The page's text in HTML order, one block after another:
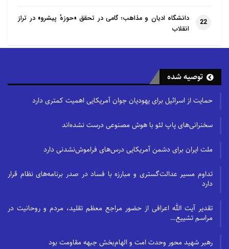
مورد نقد و بررسی قرار گیرد. تاکنون ندیده‌ام که از منظره
دانش ادیان و فلسفه دین به ایشان پاسخی داده شده
باشد، لذا اشکالاتی که به هاوکینگ مطرح می‌شود حاصل
تحقیقات و دیدگاه خودم می‌باشد.
تلقی اشتباه هاوکینگ از خدا
چیست و چرا به این نظریه رسیده است. اما نکته‌ای که از
آن غفلت شده، این است که اساساً تلقی هاوکینگ از خدا
خدا داریم که تحت عنوان «مدل‌های مفهومی خداوند»
خداوند را به‌عنوان حضرت محبوب، جان جانان و حضرت
عشق در نظر گرفته‌اند. فیلسوفان مسلمان، او را به‌عنوان
عله‌العلل، مبدءالمبادی، واجب‌الوجود بالذات و
22
دانشگاه ادیان و مذاهب؛ گامی در تحقق «حوزهٔ پیشرو» در تراز
انقلاب
توصیه شده
حمایت از اسرائیل برای یهودیان جوان آمریکایی اهمیت کمتری دارد
سخنرانی‌های پاپ لئو با هوش مصنوعی درست نشده‌اند
ملت ایران برای دشمن آمریکایی درس‌های فراموش‌نشدنی دارد
تداوم مسیر عدالت‌گستری و مبارزه با فساد در صدر برنامه‌های نظام قرار
دارد
تقدیر آیت الله اعرافی از حضور مراجع معظم تقلید، مردم و روحانیت در
مراسم تشییع…
رهبر شهید محور وحدت امت و الهام‌بخش جبهه مقاومت بود